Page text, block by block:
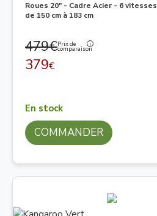
Roues 20" - Cadre Acier - 6 vitesses
de 150 cm à 183 cm
479€Prix de
comparaison
379€
En stock
COMMANDER